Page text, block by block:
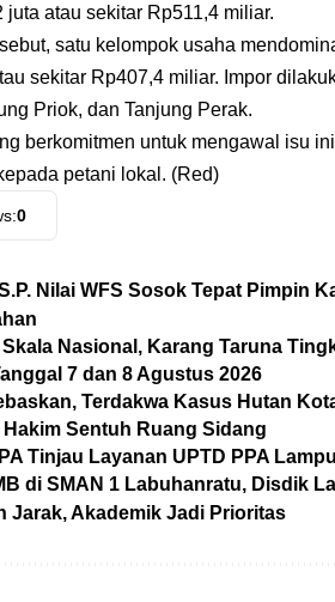
juta atau sekitar Rp511,4 miliar.
satu kelompok usaha
sekitar Rp407,4 miliar. Impor
Priok, dan Tanjung Perak.
berkomitmen untuk mengawal isu
petani lokal. (Red)
0
Nilai WFS Sosok Tepat Pimpin
Nasional, Karang Taruna
7 dan 8 Agustus 2026
Terdakwa Kasus Hutan
Sentuh Ruang Sidang
Tinjau Layanan UPTD PPA
di SMAN 1 Labuhanratu, Disdik
Jarak, Akademik Jadi Prioritas